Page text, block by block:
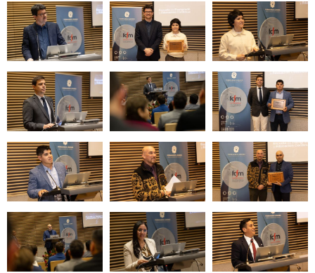
Zoom Zoom Zoom
Zoom Zoom Zoom
Zoom Zoom Zoom
Zoom Zoom Zoom